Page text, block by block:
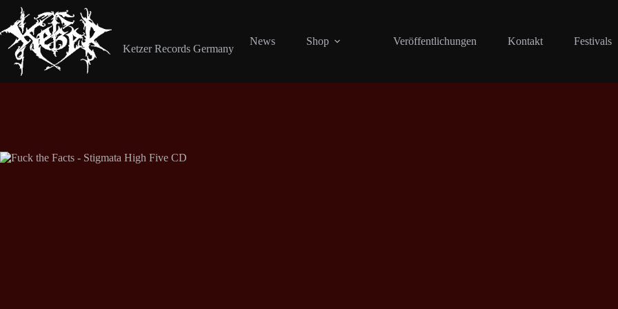
Inhalt
springen
Ketzer Records Germany
News Shop Veröffentlichungen Kontakt Festivals